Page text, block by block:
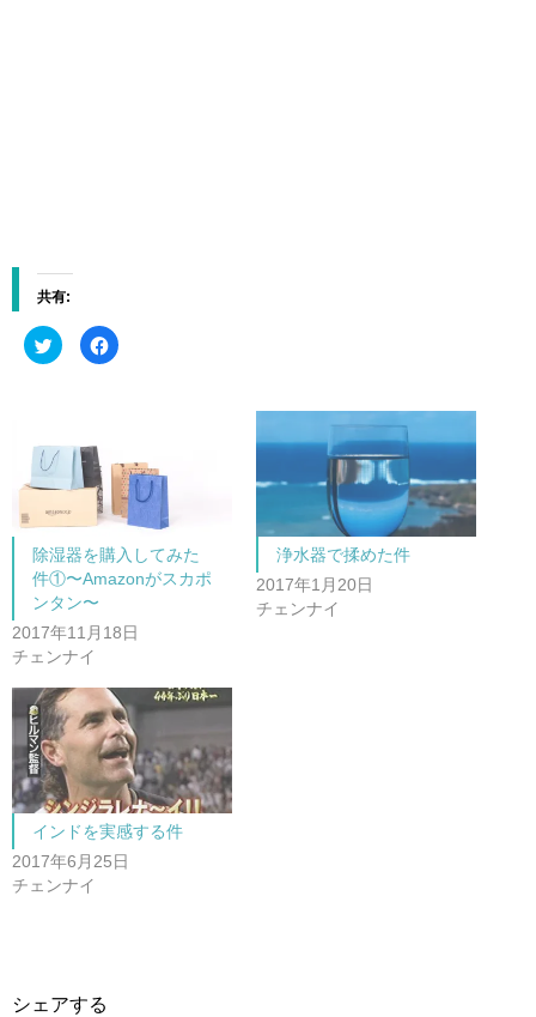
共有:
ク
リ
w
i
t
r
で
有
(
新
し
い
ウ
ィ
ン
ド
ウ
で
開
き
ま
す
)
F
a
共
有
す
る
に
は
ク
ッ
て
く
い
(
新
し
い
ウ
ィ
ン
ド
ウ
で
開
き
ま
除湿器を購入してみた
件①〜Amazonがスカポ
ンタン〜
2017年11月18日
チェンナイ
浄水器で揉めた件
2017年1月20日
チェンナイ
インドを実感する件
2017年6月25日
チェンナイ
シェアする